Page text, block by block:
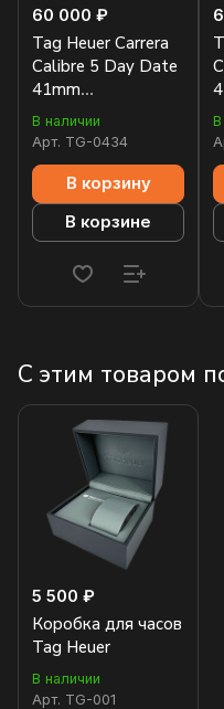
60 000 ₽
Tag Heuer Carrera
Calibre 5 Day Date
41mm
WAR201B.FC6291
В наличии
Арт. TG-0434
В корзину
В корзине
В
С этим товаром
5 500 ₽
Коробка для часов
Tag Heuer
В наличии
Арт. TG-001